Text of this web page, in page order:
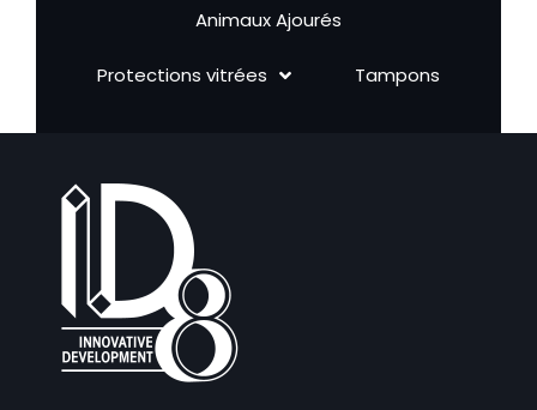
Animaux Ajourés
Protections vitrées Tampons